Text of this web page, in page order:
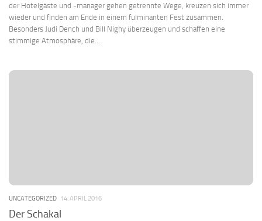
der Hotelgäste und -manager gehen getrennte Wege, kreuzen sich immer
wieder und finden am Ende in einem fulminanten Fest zusammen.
Besonders Judi Dench und Bill Nighy überzeugen und schaffen eine
stimmige Atmosphäre, die...
UNCATEGORIZED 14. APRIL 2016
Der Schakal